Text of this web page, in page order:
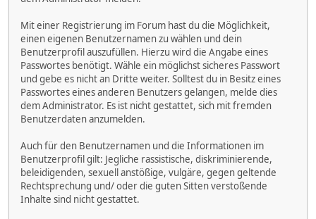
Mit einer Registrierung im Forum hast du die Möglichkeit,
einen eigenen Benutzernamen zu wählen und dein
Benutzerprofil auszufüllen. Hierzu wird die Angabe eines
Passwortes benötigt. Wähle ein möglichst sicheres Passwort
und gebe es nicht an Dritte weiter. Solltest du in Besitz eines
Passwortes eines anderen Benutzers gelangen, melde dies
dem Administrator. Es ist nicht gestattet, sich mit fremden
Benutzerdaten anzumelden.
Auch für den Benutzernamen und die Informationen im
Benutzerprofil gilt: Jegliche rassistische, diskriminierende,
beleidigenden, sexuell anstößige, vulgäre, gegen geltende
Rechtsprechung und/ oder die guten Sitten verstoßende
Inhalte sind nicht gestattet.